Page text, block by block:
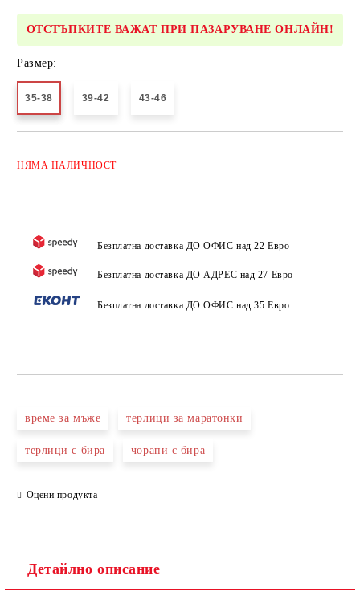
ОТСТЪПКИТЕ ВАЖАТ ПРИ ПАЗАРУВАНЕ ОНЛАЙН!
Размер:
35-38 39-42 43-46
НЯМА НАЛИЧНОСТ
Безплатна доставка ДО ОФИС над 22 Евро
Безплатна доставка ДО АДРЕС над 27 Евро
Безплатна доставка ДО ОФИС над 35 Евро
време за мъже терлици за маратонки
терлици с бира чорапи с бира
Оцени продукта
Детайлно описание